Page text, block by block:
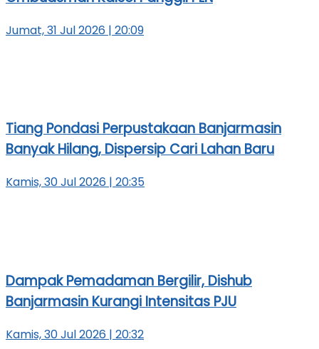
Jumat, 31 Jul 2026 | 20:09
Tiang Pondasi Perpustakaan Banjarmasin
Banyak Hilang, Dispersip Cari Lahan Baru
Kamis, 30 Jul 2026 | 20:35
Dampak Pemadaman Bergilir, Dishub
Banjarmasin Kurangi Intensitas PJU
Kamis, 30 Jul 2026 | 20:32